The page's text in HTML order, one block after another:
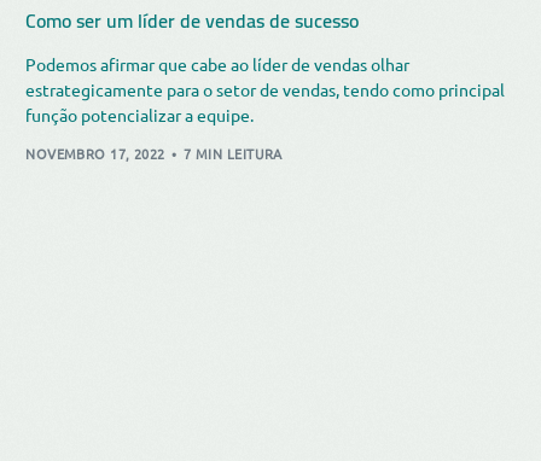
Como ser um líder de vendas de sucesso
Podemos afirmar que cabe ao líder de vendas olhar
estrategicamente para o setor de vendas, tendo como principal
função potencializar a equipe.
NOVEMBRO 17, 2022 7 MIN LEITURA